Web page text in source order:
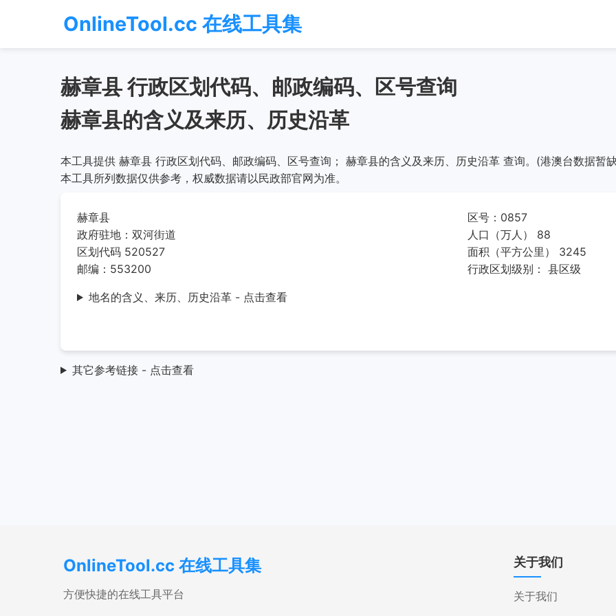
OnlineTool.cc 在线工具集
赫章县 行政区划代码、邮政编码、区号查询
赫章县的含义及来历、历史沿革
本工具提供 赫章县 行政区划代码、邮政编码、区号查询； 赫章县的含义及来历、历史沿革 查询。(港澳台数据暂
本工具所列数据仅供参考，权威数据请以民政部官网为准。
赫章县
政府驻地：双河街道
区划代码 520527
邮编：553200
区号：0857
人口（万人） 88
面积（平方公里） 3245
行政区划级别： 县区级
地名的含义、来历、历史沿革 - 点击查看
其它参考链接 - 点击查看
OnlineTool.cc 在线工具集
方便快捷的在线工具平台
关于我们
关于我们